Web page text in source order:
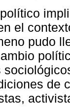
el
pudo
de